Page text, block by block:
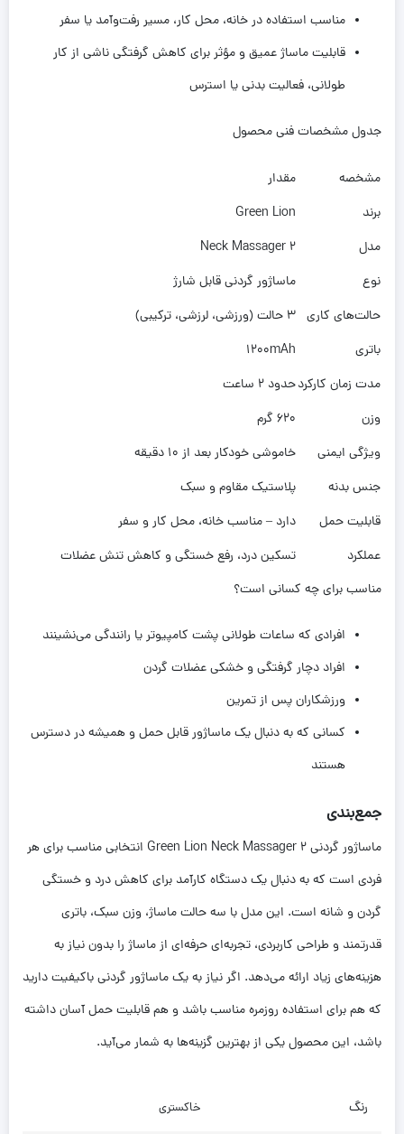
مناسب استفاده در خانه، محل کار، مسیر رفت‌وآمد یا سفر
قابلیت ماساژ عمیق و مؤثر برای کاهش گرفتگی ناشی از کار
طولانی، فعالیت بدنی یا استرس
جدول مشخصات فنی محصول
مشخصه
مقدار
برند
Green Lion
مدل
Neck Massager 2
نوع
ماساژور گردنی قابل شارژ
حالت‌های کاری 3 حالت (ورزشی، لرزشی، ترکیبی)
باتری
1200mAh
مدت زمان کارکردحدود 2 ساعت
وزن
620 گرم
ویژگی ایمنی
خاموشی خودکار بعد از 10 دقیقه
جنس بدنه
پلاستیک مقاوم و سبک
قابلیت حمل
دارد – مناسب خانه، محل کار و سفر
عملکرد
تسکین درد، رفع خستگی و کاهش تنش عضلات
مناسب برای چه کسانی است؟
افرادی که ساعات طولانی پشت کامپیوتر یا رانندگی می‌نشینند
افراد دچار گرفتگی و خشکی عضلات گردن
ورزشکاران پس از تمرین
کسانی که به دنبال یک ماساژور قابل حمل و همیشه در دسترس
هستند
جمع‌بندی
ماساژور گردنی Green Lion Neck Massager 2 انتخابی مناسب برای هر
فردی است که به دنبال یک دستگاه کارآمد برای کاهش درد و خستگی
گردن و شانه است. این مدل با سه حالت ماساژ، وزن سبک، باتری
قدرتمند و طراحی کاربردی، تجربه‌ای حرفه‌ای از ماساژ را بدون نیاز به
هزینه‌های زیاد ارائه می‌دهد. اگر نیاز به یک ماساژور گردنی باکیفیت دارید
که هم برای استفاده روزمره مناسب باشد و هم قابلیت حمل آسان داشته
باشد، این محصول یکی از بهترین گزینه‌ها به شمار می‌آید.
رنگ خاکستری